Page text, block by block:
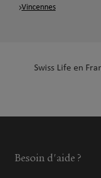
Vincennes
Swiss Life en
Besoin d'aide ?